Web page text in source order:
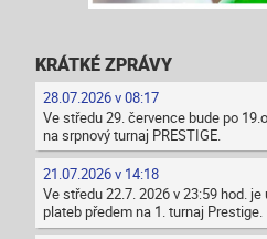
KRÁTKÉ ZPRÁVY
28.07.2026 v 08:17
Ve středu 29. července bude po
na srpnový turnaj PRESTIGE.
21.07.2026 v 14:18
Ve středu 22.7. 2026 v 23:59 hod.
plateb předem na 1. turnaj Prestige.